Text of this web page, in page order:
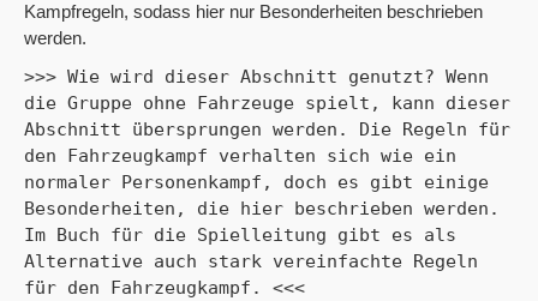
Kampfregeln, sodass hier nur Besonderheiten beschrieben
werden.
>>> Wie wird dieser Abschnitt genutzt? Wenn
die Gruppe ohne Fahrzeuge spielt, kann dieser
Abschnitt übersprungen werden. Die Regeln für
den Fahrzeugkampf verhalten sich wie ein
normaler Personenkampf, doch es gibt einige
Besonderheiten, die hier beschrieben werden.
Im Buch für die Spielleitung gibt es als
Alternative auch stark vereinfachte Regeln
für den Fahrzeugkampf. <<<